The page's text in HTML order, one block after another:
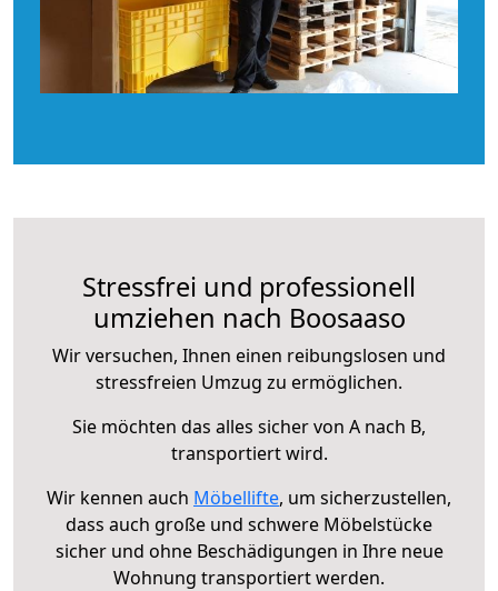
Stressfrei und professionell
umziehen nach Boosaaso
Wir versuchen, Ihnen einen reibungslosen und
stressfreien Umzug zu ermöglichen.
Sie möchten das alles sicher von A nach B,
transportiert wird.
Wir kennen auch Möbellifte, um sicherzustellen,
dass auch große und schwere Möbelstücke
sicher und ohne Beschädigungen in Ihre neue
Wohnung transportiert werden.